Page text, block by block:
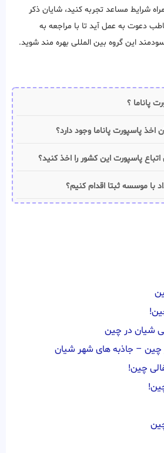
شرایط مساعد تجربه کنید، شایان ذکر
دعوت به عمل آید تا با مراجعه به
این گروه بین المللی بهره مند شوید.
پاناما ؟
اخذ پاسپورت پاناما وجود دارد؟
اتباع پاسپورت این کشور را اخذ کنید؟
با موسسه ثبتا اقدام کنیم؟
شیان در چین
– جاذبه های شهر شیان
چین!